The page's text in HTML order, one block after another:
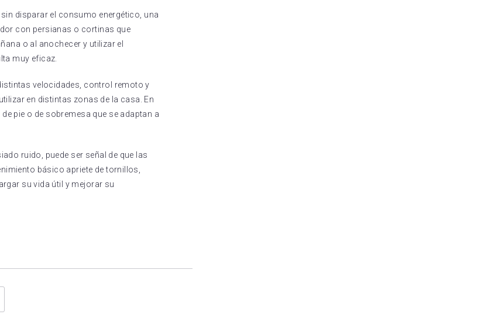
disparar el consumo energético, una
con persianas o cortinas que
o al anochecer y utilizar el
muy eficaz.
velocidades, control remoto y
en distintas zonas de la casa. En
pie o de sobremesa que se adaptan a
ruido, puede ser señal de que las
básico apriete de tornillos,
su vida útil y mejorar su